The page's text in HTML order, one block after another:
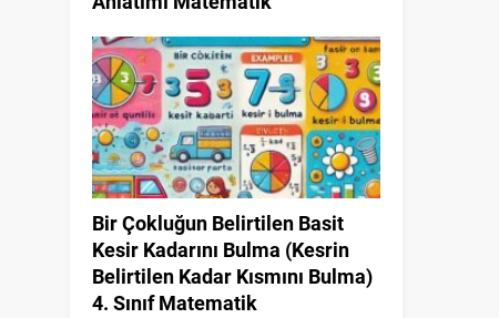
Bir Çokluğun Belirtilen Basit
Kesir Kadarını Bulma (Kesrin
Belirtilen Kadar Kısmını Bulma)
4. Sınıf Matematik